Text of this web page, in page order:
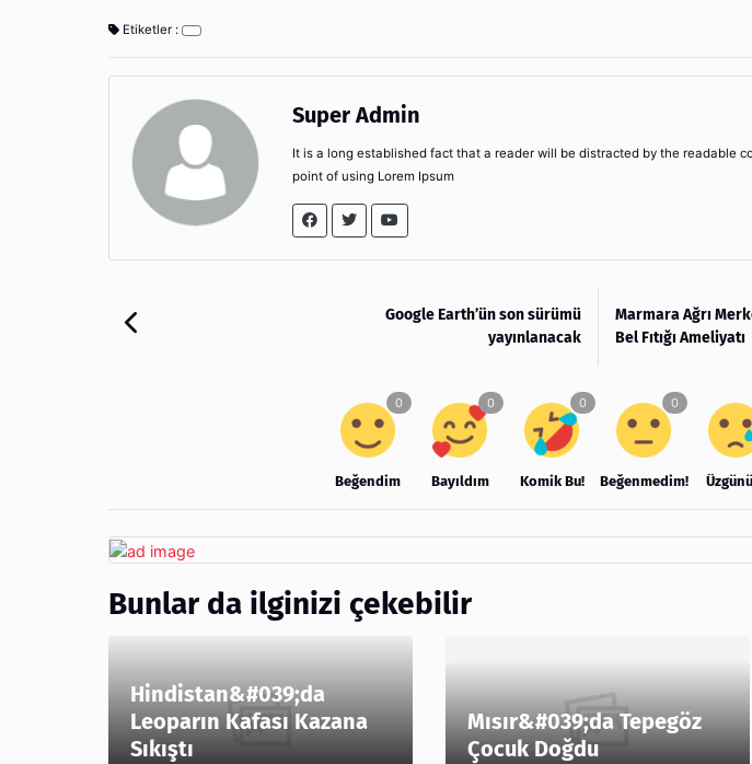
Etiketler :
Super Admin
It is a long established fact that a reader will be distracted by the readable
point of using Lorem Ipsum
Google Earth’ün son sürümü
yayınlanacak
Marmara Ağrı
Bel Fıtığı Ameliyatı
Beğendim Bayıldım Komik Bu! Beğenmedim!
Bunlar da ilginizi çekebilir
Hindistan&#039;da
Leoparın Kafası Kazana
Sıkıştı
Mısır&#039;da Tepegöz
Çocuk Doğdu